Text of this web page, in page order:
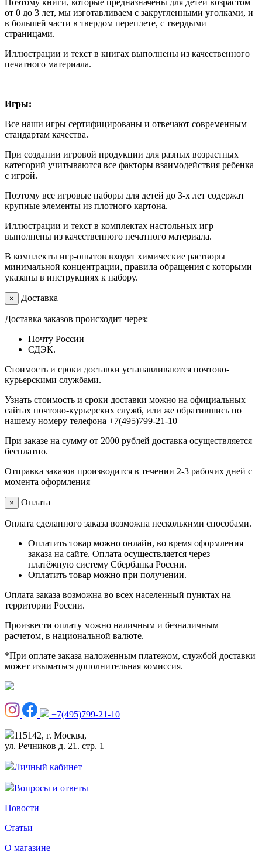
Поэтому книги, которые предназначены для детей возрастом
от 0 до 3 лет, мы изготавливаем с закругленными уголками, и
в большей части в твердом переплете, с твердыми
страницами.
Иллюстрации и текст в книгах выполнены из качественного
печатного материала.
Игры:
Все наши игры сертифицированы и отвечают современным
стандартам качества.
При создании игровой продукции для разных возрастных
категорий учитываются все факторы взаимодействия ребенка
с игрой.
Поэтому все игровые наборы для детей до 3-х лет содержат
крупные элементы из плотного картона.
Иллюстрации и текст в комплектах настольных игр
выполнены из качественного печатного материала.
В комплекты игр-опытов входят химические растворы
минимальной концентрации, правила обращения с которыми
указаны в инструкциях к набору.
× Доставка
Доставка заказов происходит через:
Почту России
СДЭК.
Стоимость и сроки доставки устанавливаются почтово-
курьерскими службами.
Узнать стоимость и сроки доставки можно на официальных
сайтах почтово-курьерских служб, или же обратившись по
нашему номеру телефона +7(495)799-21-10
При заказе на сумму от 2000 рублей доставка осуществляется
бесплатно.
Отправка заказов производится в течении 2-3 рабочих дней с
момента оформления
× Оплата
Оплата сделанного заказа возможна несколькими способами.
Оплатить товар можно онлайн, во время оформления
заказа на сайте. Оплата осуществляется через
платёжную систему Сбербанка России.
Оплатить товар можно при получении.
Оплата заказа возможна во всех населенный пунктах на
территории России.
Произвести оплату можно наличным и безналичным
расчетом, в национальной валюте.
*При оплате заказа наложенным платежом, службой доставки
может изыматься дополнительная комиссия.
+7(495)799-21-10
115142, г. Москва,
ул. Речников д. 21. стр. 1
Личный кабинет
Вопросы и ответы
Новости
Статьи
О магазине